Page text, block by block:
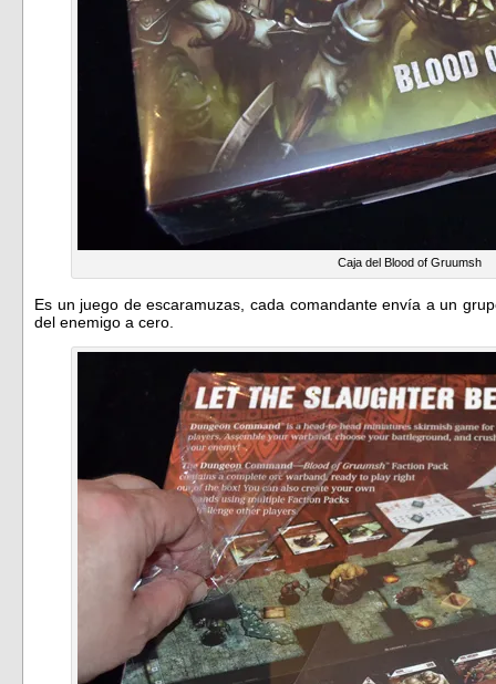
Caja del Blood of Gruumsh
Es un juego de escaramuzas, cada comandante envía a un
del enemigo a cero.